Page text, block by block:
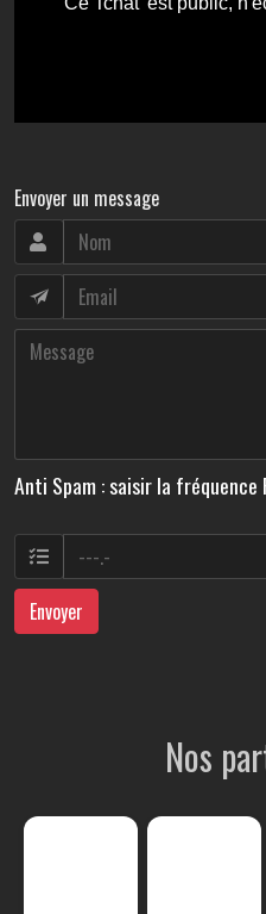
Envoyer un message
Anti Spam : saisir la fréquence
Envoyer
Nos